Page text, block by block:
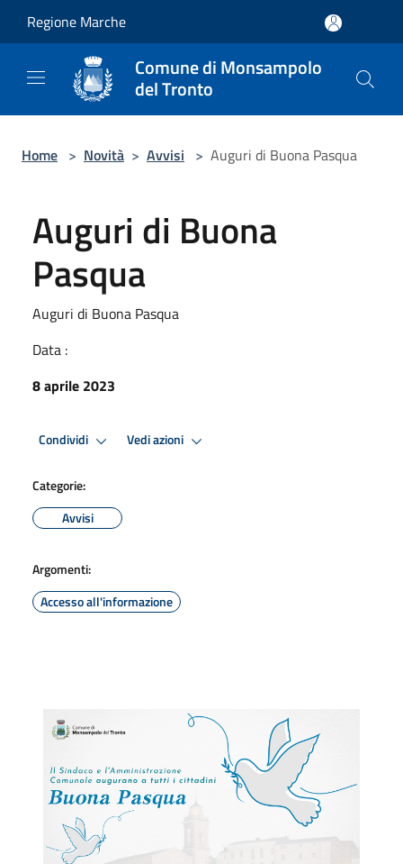
Regione Marche
Comune di Monsampolo
del Tronto
Home > Novità > Avvisi > Auguri di Buona Pasqua
Auguri di Buona
Pasqua
Auguri di Buona Pasqua
Data :
8 aprile 2023
Condividi Vedi azioni
Categorie:
Avvisi
Argomenti:
Accesso all'informazione